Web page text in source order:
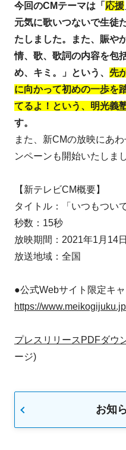
今回のCMテーマは「 応援
元気に歌いつないで生徒
たしました。また、賑や
情、歌、歌詞の内容を包
め、キミ。」という、 先
に向かって初めの一歩を
てるよ！という、明光義
す。
また、新CMの放映にあ
ンペーンも開始いたしま
【新テレビCM概要】
タイトル：「いつもつい
秒数：15秒
放映期間：2021年1月14
放送地域：全国
●公式Webサイト限定キ
https://
プレスリリースPDFダウ
ージ)
お知